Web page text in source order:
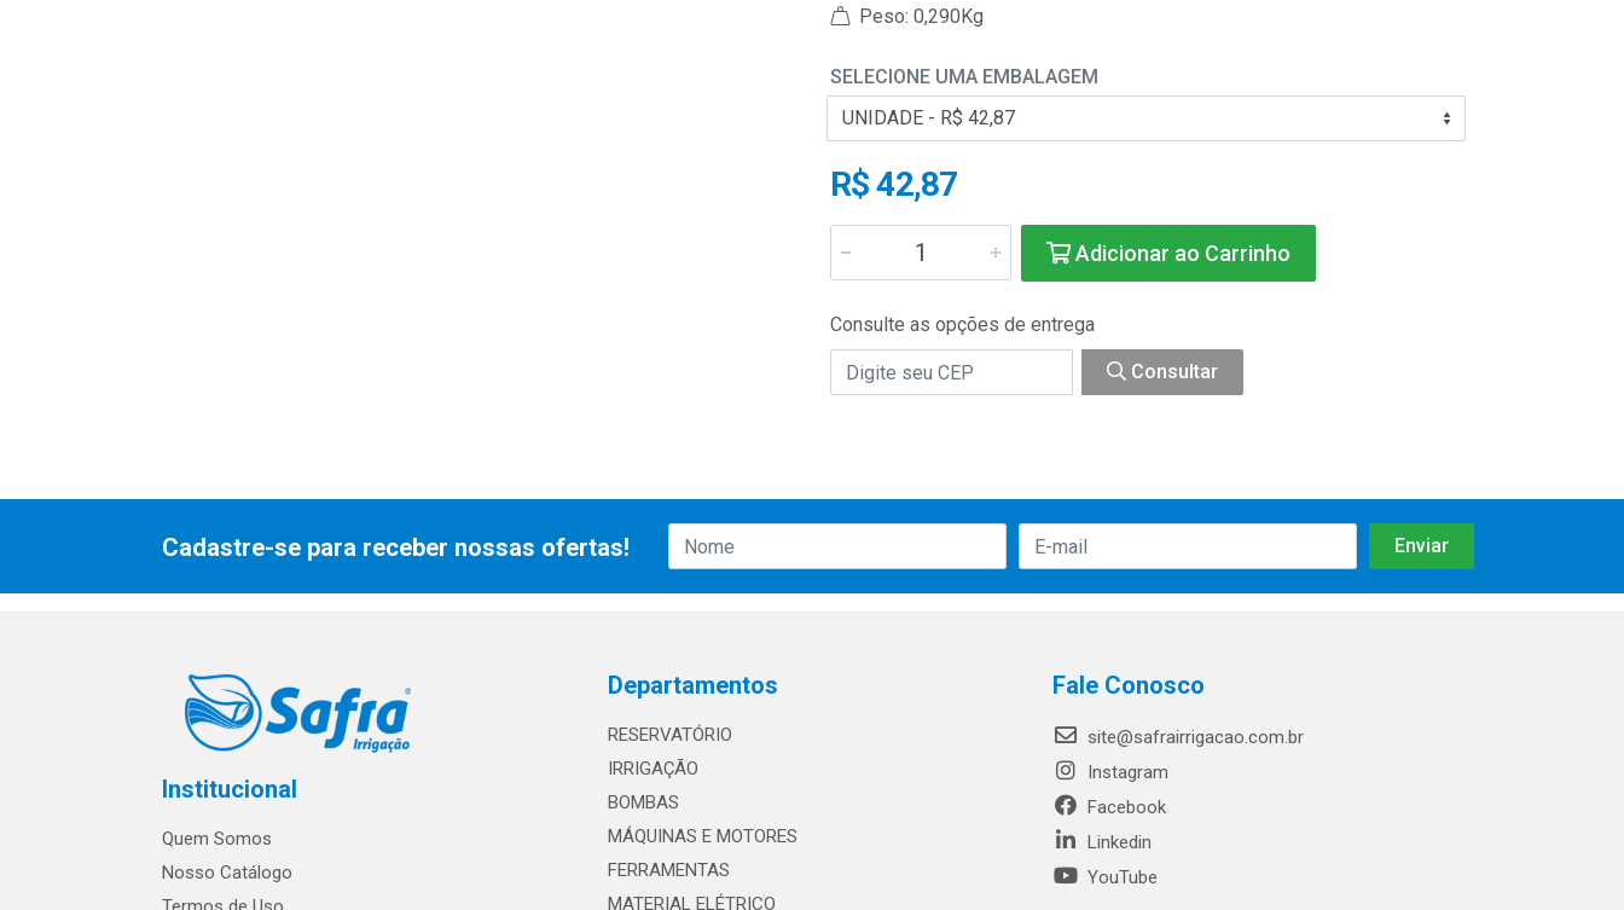
Peso: 0,290Kg
SELECIONE UMA EMBALAGEM
R$ 42,87
Adicionar ao Carrinho
Consulte as opções de entrega
Consultar
Cadastre-se para receber nossas ofertas!
Institucional
Quem Somos
Nosso Catálogo
Departamentos
RESERVATÓRIO
IRRIGAÇÃO
BOMBAS
MÁQUINAS E MOTORES
FERRAMENTAS
MATERIAL ELÉTRICO
Fale Conosco
site@safrairrigacao.com.br
Instagram
Facebook
Linkedin
YouTube